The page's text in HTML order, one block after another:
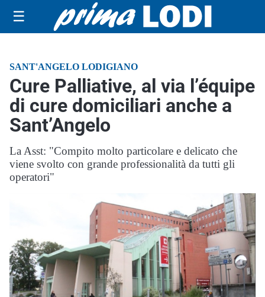
☰
SANT'ANGELO LODIGIANO
Cure Palliative, al via l’équipe
di cure domiciliari anche a
Sant’Angelo
La Asst: "Compito molto particolare e delicato che
viene svolto con grande professionalità da tutti gli
operatori"